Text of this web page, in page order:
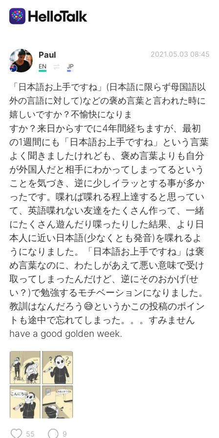
Aplicación de intercambio de idiomas
AI Grammar Checker
Español
English 简体中文
繁體中文 العربية
Français Deutsch
日本語 한국어
Русский ไทย
Indonesia Italiano
Türkçe Tiếng Việt
Português
Paul
EN JP
2021.05.03 08:45
「日本語お上手ですね」(日本語に限らず母国語以
外の言語に対して)などの褒め言葉と言われた時に
嬉しいですか？不愉快になりま
すか？来日からすでに4年間経ちますが、最初
の1週間にも「日本語お上手ですね」という言葉
よく聞きましたけれども、褒め言葉よりも自分
が外国人だと相手にわかってしまってるという
ことを気づき、逆に少しイラッとする事が多か
ったです。喋れば喋れる程上達すると思ってい
て、英語喋れない友達をたくさん作って、一緒
にたくさん遊んだり喋ったりした結果、より日
本人に近い日本語(少なくとも発音)を喋れるよ
うになりました。「日本語お上手ですね」は褒
め言葉なのに、わたしがあえて悪い意味で受け
取ってしまったんだけど、逆にそのおかげ(せ
い？)で勉強するモチベーションになりました。
教訓はなんだろう😅というかこの投稿のポイン
トも途中で忘れてしまった。。。すみません
have a good golden week.
55 9